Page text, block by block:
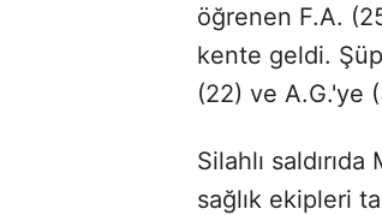
öğrenen F.A.
kente geldi.
(22) ve A.G.'ye
Silahlı
sağlık ekipleri